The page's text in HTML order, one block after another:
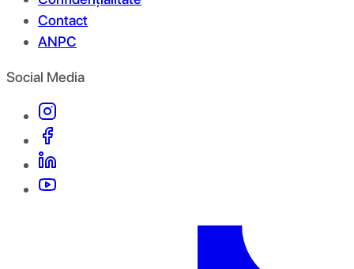
Contact
ANPC
Social Media